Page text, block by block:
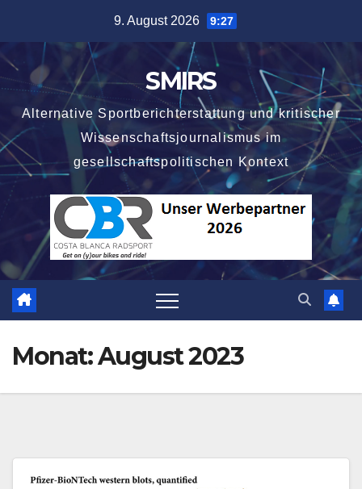
springen
9. August 2026 9:27
SMIRS
Alternative Sportberichterstattung und kritischer
Wissenschaftsjournalismus im
gesellschaftspolitischen Kontext
Monat:August 2023